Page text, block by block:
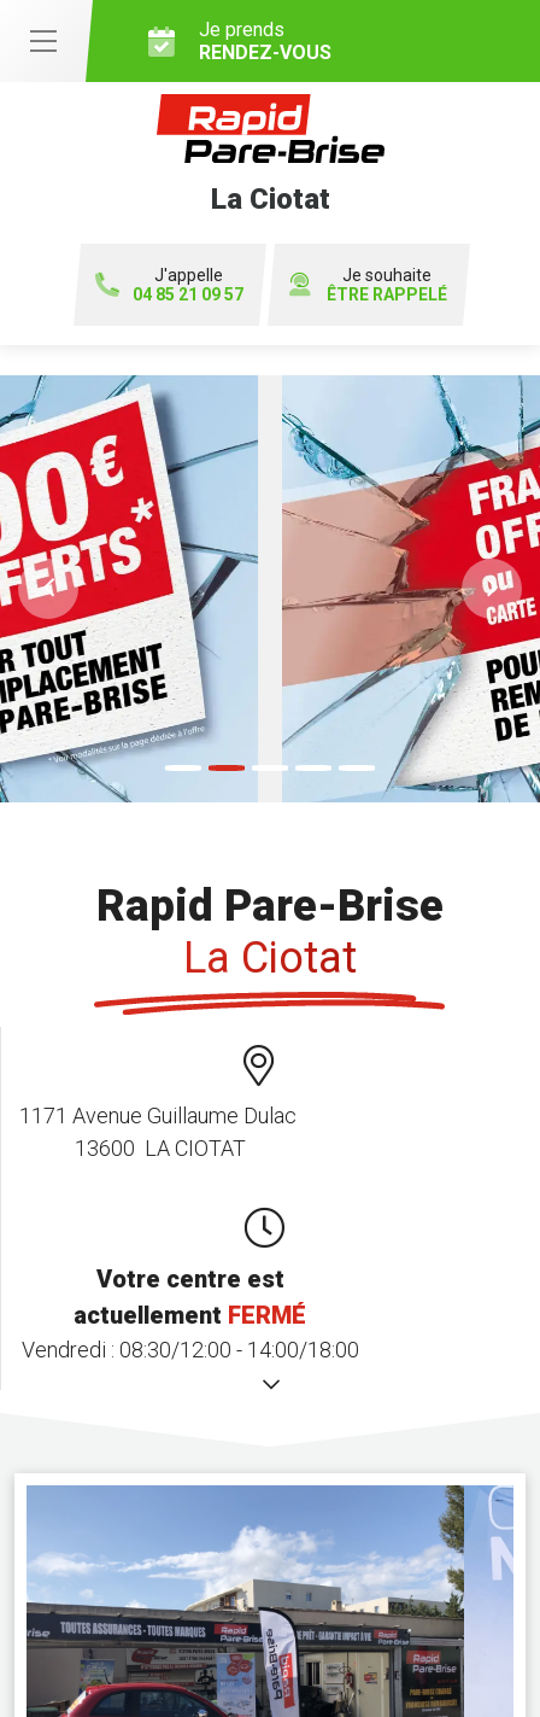
Je prends
RENDEZ-VOUS
La Ciotat
J'appelle
04 85 21 09 57
Je souhaite
ÊTRE RAPPELÉ
Previous
Rapid Pare-Brise
La Ciotat
1171 Avenue Guillaume Dulac
13600 LA CIOTAT
Votre centre est
actuellement FERMÉ
Vendredi : 08:30/12:00 - 14:00/18:00